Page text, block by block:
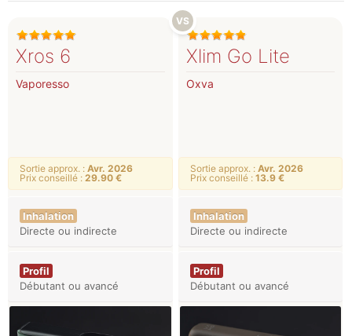
Xros 6
Vaporesso
Sortie approx. : Avr. 2026
Prix conseillé : 29.90 €
Inhalation
Directe ou indirecte
Profil
Débutant ou avancé
Xlim Go Lite
Oxva
Sortie approx. : Avr. 2026
Prix conseillé : 13.9 €
Inhalation
Directe ou indirecte
Profil
Débutant ou avancé